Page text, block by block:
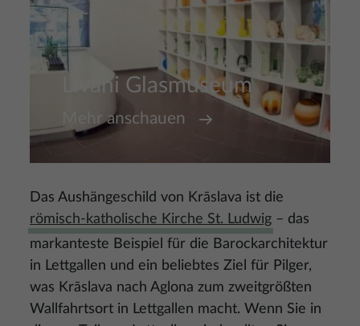
Līvāni Glasmuseum
Mehr anschauen
Das Aushängeschild von Krāslava ist die
römisch-katholische Kirche St. Ludwig – das
markanteste Beispiel für die Barockarchitektur
in Lettgallen und ein beliebtes Ziel für Pilger,
was Krāslava nach Aglona zum zweitgrößten
Wallfahrtsort in Lettgallen macht. Wenn Sie in